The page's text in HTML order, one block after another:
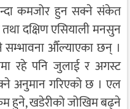
कमजोर हुन सक्ने संकेत
दक्षिण एसियाली मनसुन
औँल्याएका छन् ।
रहे पनि जुलाई र अगस्ट
अनुमान गरिएको छ । एल
हुने, खडेरीको जोखिम बढ्ने